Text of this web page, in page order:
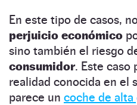
En este tipo de casos,
perjuicio económico
sino también el riesgo
consumidor. Este caso
realidad conocida en el
parece un coche de alta